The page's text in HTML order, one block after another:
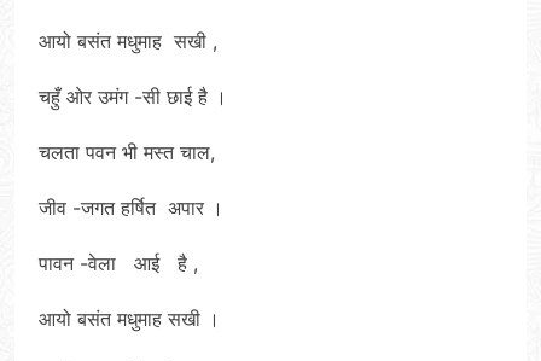
आयो बसंत मधुमाह सखी ,
चहुँ ओर उमंग -सी छाई है ।
चलता पवन भी मस्त चाल,
जीव -जगत हर्षित अपार ।
पावन -वेला आई है ,
आयो बसंत मधुमाह सखी ।